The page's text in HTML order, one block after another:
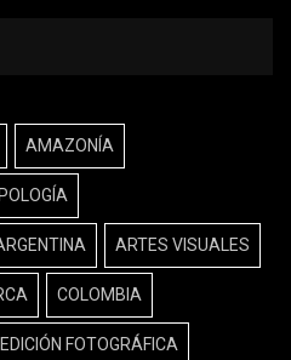
AMAZONÍA
ARTES VISUALES
COLOMBIA
EDICIÓN FOTOGRÁFICA